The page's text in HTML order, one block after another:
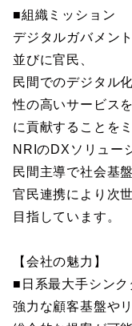
■組織ミッション
デジタルガバメン
並びに官民、
民間でのデジタル
性の高いサービス
に貢献することを
NRIのDXソリュー
民間主導で社会基
官民連携により次
目指しています。
【会社の魅力】
■日系最大手シンク
強力な顧客基盤や